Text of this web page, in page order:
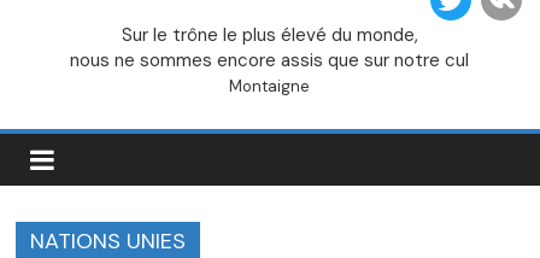
Vilain
Petit
Canard
Sur le trône le plus élevé du monde,
nous ne sommes encore assis que sur notre cul
Montaigne
NATIONS UNIES